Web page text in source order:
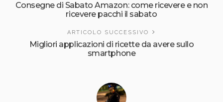
Consegne di Sabato Amazon: come ricevere e non
ricevere pacchi il sabato
ARTICOLO SUCCESSIVO
Migliori applicazioni di ricette da avere sullo
smartphone